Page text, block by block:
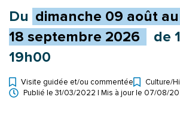
Du dimanche 09 août au
18 septembre 2026
de
19h00
Visite guidée et/ou commentéeTypesCulture/
Publié le 31/03/2022 | Mis à jour le 07/08/